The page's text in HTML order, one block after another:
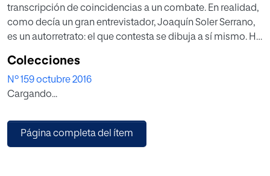
transcripción de coincidencias a un combate. En realidad,
como decía un gran entrevistador, Joaquín Soler Serrano,
es un autorretrato: el que contesta se dibuja a sí mismo. He
1940), a su casa, llena de empaque, de la calle Mayor, a
cincuenta metros de su despacho en el Consejo de
Estado, del que es miembro permanente, convencido,
tema fascinante, la Transición; un interlocutor brillante, que
es uno de los llamados «padres» de la Constitución de
Colecciones
Nº 159 octubre 2016
Cargando...
Página completa del ítem